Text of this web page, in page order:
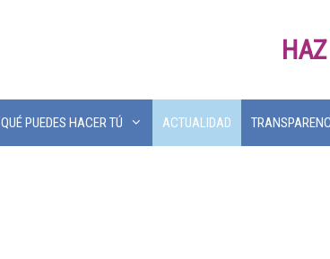
QUÉ PUEDES HACER TÚ ACTUALIDAD